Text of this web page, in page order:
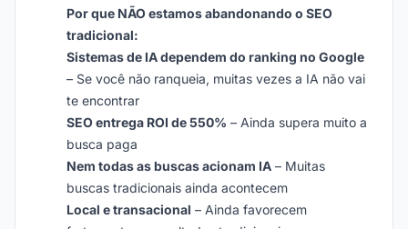
Por que NÃO estamos abandonando o SEO
tradicional:
Sistemas de IA dependem do ranking no Google
– Se você não ranqueia, muitas vezes a IA não vai
te encontrar
SEO entrega ROI de 550% – Ainda supera muito a
busca paga
Nem todas as buscas acionam IA – Muitas
buscas tradicionais ainda acontecem
Local e transacional – Ainda favorecem